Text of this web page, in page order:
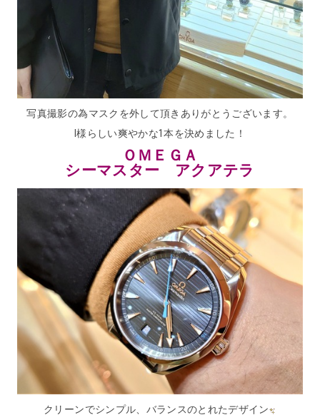
写真撮影の為マスクを外して頂きありがとうございます。
I様らしい爽やかな1本を決めました！
ＯＭＥＧＡ
シーマスター アクアテラ
クリーンでシンプル、バランスのとれたデザイン